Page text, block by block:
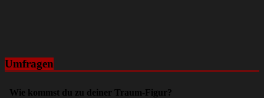
Umfragen
Wie kommst du zu deiner Traum-Figur?